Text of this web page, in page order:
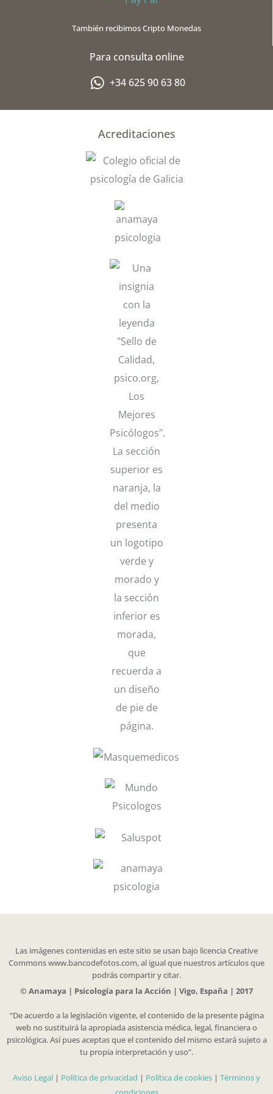
o
o
k
e
-
p
l
s
g
También recibimos Cripto Monedas
Para consulta online
+34 625 90 63 80
Acreditaciones
Las imágenes contenidas en este sitio se usan bajo licencia Creative
Commons www.bancodefotos.com, al igual que nuestros artículos que
podrás compartir y citar.
© Anamaya | Psicología para la Acción | Vigo, España | 2017
“De acuerdo a la legislación vigente, el contenido de la presente página
web no sustituirá la apropiada asistencia médica, legal, financiera o
psicológica. Así pues aceptas que el contenido del mismo estará sujeto a
tu propia interpretación y uso”.
Aviso Legal | Política de privacidad | Política de cookies | Términos y